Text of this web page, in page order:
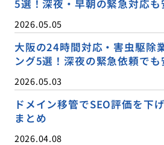
5選！深夜・早朝の緊急対応も
2026.05.05
大阪の24時間対応・害虫駆除
ング5選！深夜の緊急依頼で
2026.05.03
ドメイン移管でSEO評価を下
まとめ
2026.04.08